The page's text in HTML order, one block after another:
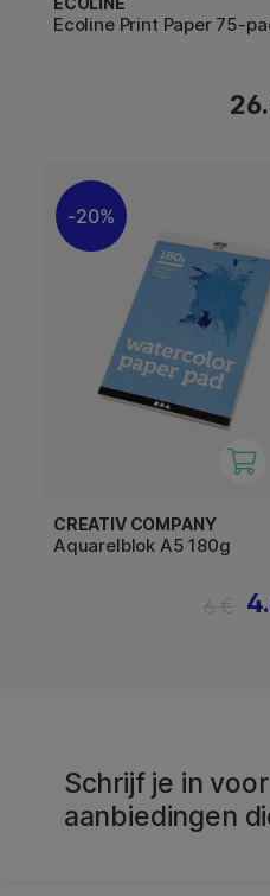
Ecoline Print Paper 75-
20%
CREATIV COMPANY
Aquarelblok A5 180g
Schrijf je in
aanbiedingen